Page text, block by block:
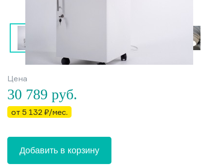
Цена
30 789 руб.
от 5 132 ₽/мес.
Добавить в корзину